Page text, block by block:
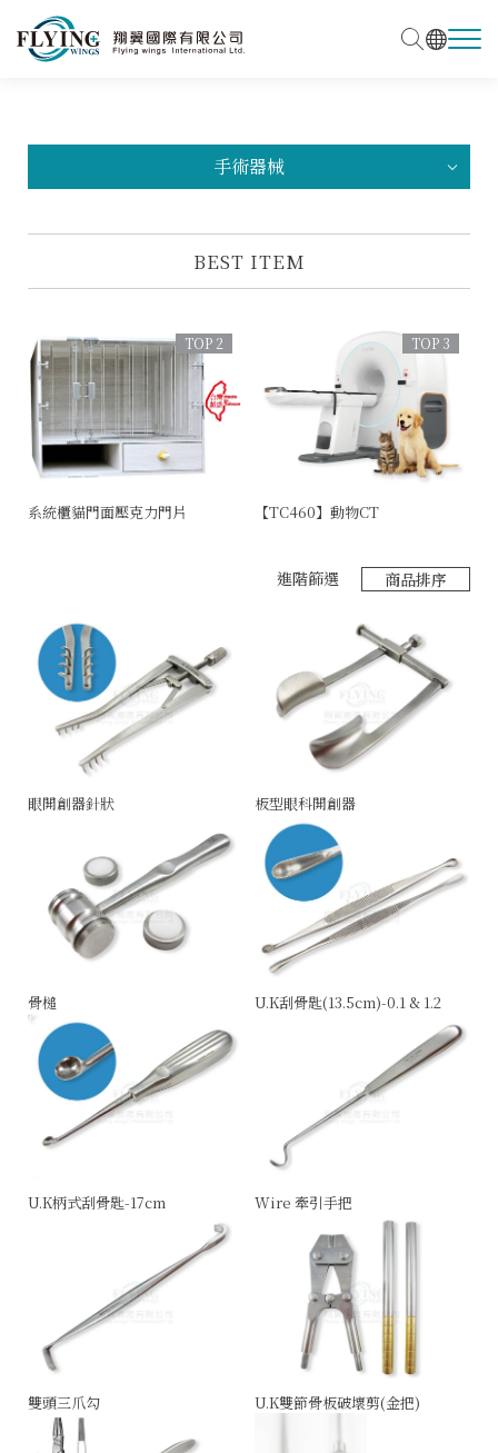
手術器械
BEST ITEM
系統櫃貓門面壓克力門片 【TC460】動物CT
進階篩選 商品排序
眼開創器針狀 板型眼科開創器
骨槌 U.K刮骨匙(13.5cm)-0.1 & 1.2
U.K柄式刮骨匙-17cm Wire 牽引手把
雙頭三爪勾 U.K雙節骨板破壞剪(金把)